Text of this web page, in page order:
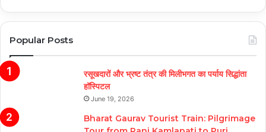
Popular Posts
रसूखदारों और भ्रष्ट तंत्र की मिलीभगत का पर्याय सिद्धांता
हॉस्पिटल
June 19, 2026
Bharat Gaurav Tourist Train: Pilgrimage